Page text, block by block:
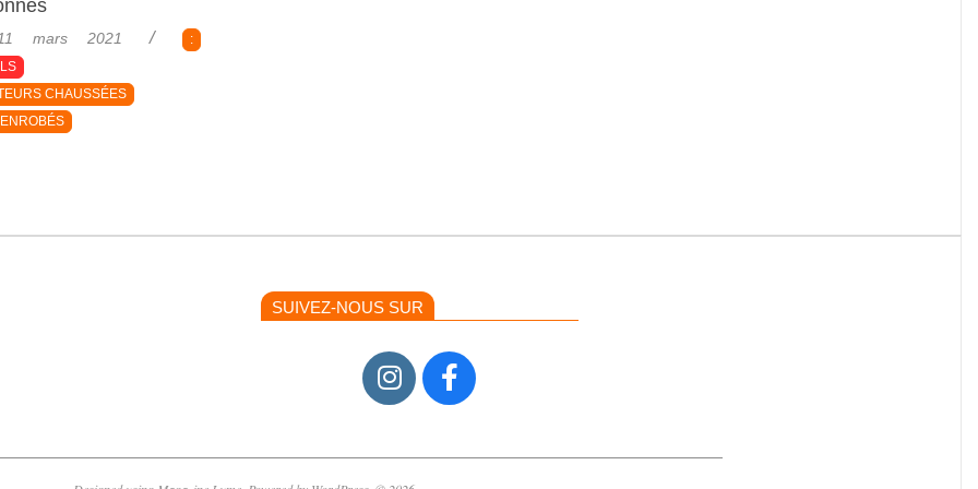
11 mars 2021
:
CHAUSSÉES
SUIVEZ-NOUS SUR